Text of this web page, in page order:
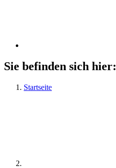
Sie befinden sich hier:
Startseite